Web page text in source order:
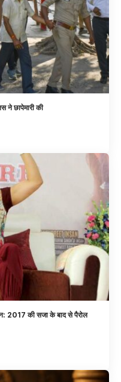
ने छापेमारी की
2017 की सजा के बाद से पैरोल